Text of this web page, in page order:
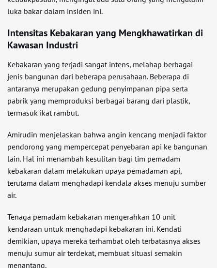
luka bakar dalam insiden ini.
Intensitas Kebakaran yang Mengkhawatirkan di
Kawasan Industri
Kebakaran yang terjadi sangat intens, melahap berbagai
jenis bangunan dari beberapa perusahaan. Beberapa di
antaranya merupakan gedung penyimpanan pipa serta
pabrik yang memproduksi berbagai barang dari plastik,
termasuk ikat rambut.
Amirudin menjelaskan bahwa angin kencang menjadi faktor
pendorong yang mempercepat penyebaran api ke bangunan
lain. Hal ini menambah kesulitan bagi tim pemadam
kebakaran dalam melakukan upaya pemadaman api,
terutama dalam menghadapi kendala akses menuju sumber
air.
Tenaga pemadam kebakaran mengerahkan 10 unit
kendaraan untuk menghadapi kebakaran ini. Kendati
demikian, upaya mereka terhambat oleh terbatasnya akses
menuju sumur air terdekat, membuat situasi semakin
menantang.